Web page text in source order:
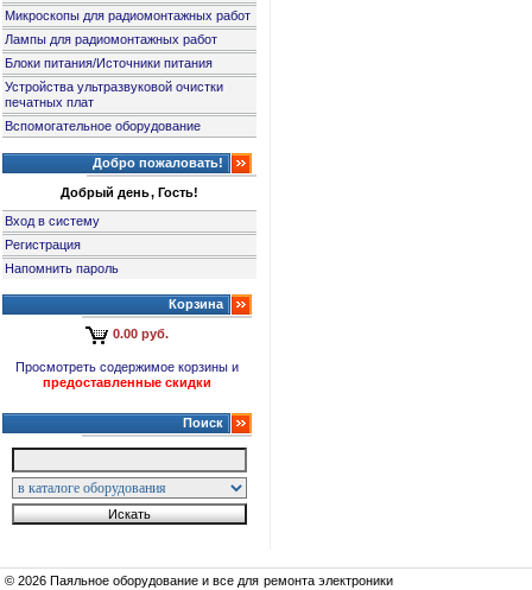
Микроскопы для радиомонтажных работ
Лампы для радиомонтажных работ
Блоки питания/Источники питания
Устройства ультразвуковой очистки
печатных плат
Вспомогательное оборудование
Добро пожаловать!
Добрый день, Гость!
Вход в систему
Регистрация
Напомнить пароль
Корзина
0.00 руб.
Просмотреть содержимое корзины и
предоставленные скидки
Поиск
© 2026 Паяльное оборудование и все для ремонта электроники